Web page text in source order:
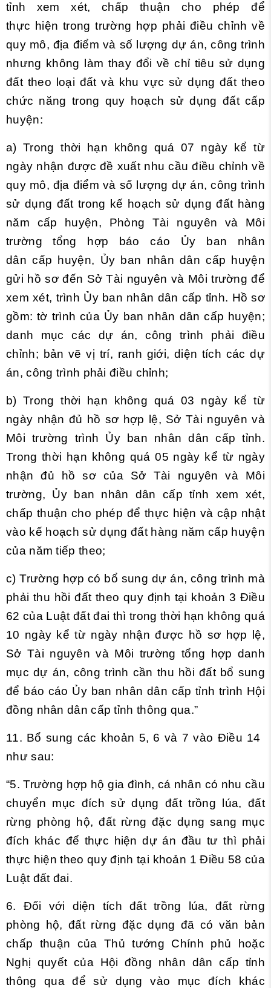
tỉnh xem xét, chấp thuận cho phép để
thực hiện trong trường hợp phải điều chỉnh về
quy mô, địa điểm và số lượng dự án, công trình
nhưng không làm thay đổi về chỉ tiêu sử dụng
đất theo loại đất và khu vực sử dụng đất theo
chức năng trong quy hoạch sử dụng đất cấp
huyện:
a) Trong thời hạn không quá 07 ngày kể từ
ngày nhận được đề xuất nhu cầu điều chỉnh về
quy mô, địa điểm và số lượng dự án, công trình
sử dụng đất trong kế hoạch sử dụng đất hàng
năm cấp huyện, Phòng Tài nguyên và Môi
trường tổng hợp báo cáo Ủy ban nhân
dân cấp huyện, Ủy ban nhân dân cấp huyện
gửi hồ sơ đến Sở Tài nguyên và Môi trường để
xem xét, trình Ủy ban nhân dân cấp tỉnh. Hồ sơ
gồm: tờ trình của Ủy ban nhân dân cấp huyện;
danh mục các dự án, công trình phải điều
chỉnh; bản vẽ vị trí, ranh giới, diện tích các dự
án, công trình phải điều chỉnh;
b) Trong thời hạn không quá 03 ngày kể từ
ngày nhận đủ hồ sơ hợp lệ, Sở Tài nguyên và
Môi trường trình Ủy ban nhân dân cấp tỉnh.
Trong thời hạn không quá 05 ngày kể từ ngày
nhận đủ hồ sơ của Sở Tài nguyên và Môi
trường, Ủy ban nhân dân cấp tỉnh xem xét,
chấp thuận cho phép để thực hiện và cập nhật
vào kế hoạch sử dụng đất hàng năm cấp huyện
của năm tiếp theo;
c) Trường hợp có bổ sung dự án, công trình mà
phải thu hồi đất theo quy định tại khoản 3 Điều
62 của Luật đất đai thì trong thời hạn không quá
10 ngày kể từ ngày nhận được hồ sơ hợp lệ,
Sở Tài nguyên và Môi trường tổng hợp danh
mục dự án, công trình cần thu hồi đất bổ sung
để báo cáo Ủy ban nhân dân cấp tỉnh trình Hội
đồng nhân dân cấp tỉnh thông qua.”
11. Bổ sung các khoản 5, 6 và 7 vào Điều 14
như sau:
“5. Trường hợp hộ gia đình, cá nhân có nhu cầu
chuyển mục đích sử dụng đất trồng lúa, đất
rừng phòng hộ, đất rừng đặc dụng sang mục
đích khác để thực hiện dự án đầu tư thì phải
thực hiện theo quy định tại khoản 1 Điều 58 của
Luật đất đai.
6. Đối với diện tích đất trồng lúa, đất rừng
phòng hộ, đất rừng đặc dụng đã có văn bản
chấp thuận của Thủ tướng Chính phủ hoặc
Nghị quyết của Hội đồng nhân dân cấp tỉnh
thông qua để sử dụng vào mục đích khác